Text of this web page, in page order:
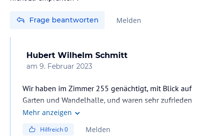
Frage beantworten Melden
Hubert Wilhelm Schmitt
am 9. Februar 2023
Wir haben im Zimmer 255 genächtigt, mit Blick auf
Garten und Wandelhalle, und waren sehr zufrieden
Mehr anzeigen
Hilfreich0 Melden